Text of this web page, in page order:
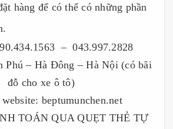
hàng để có thể có những phần
– 043.997.2828
Phú – Hà Đông – Hà Nội (có bãi
đỗ cho xe ô tô)
beptumunchen.net
TOÁN QUA QUẸT THẺ TỰ